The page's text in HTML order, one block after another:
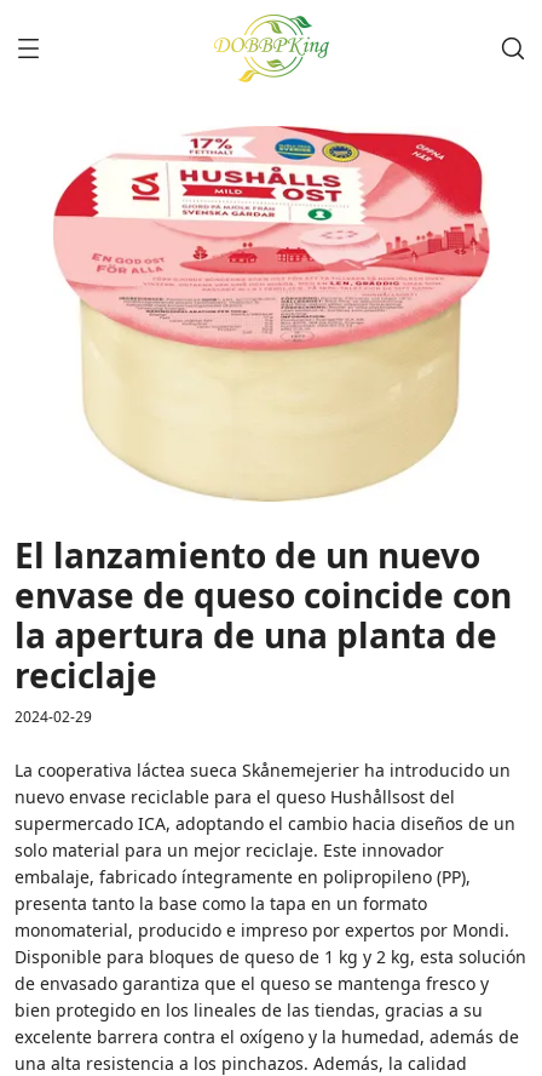
El lanzamiento de un nuevo
envase de queso coincide con
la apertura de una planta de
reciclaje
2024-02-29
La cooperativa láctea sueca Skånemejerier ha introducido un
nuevo envase reciclable para el queso Hushållsost del
supermercado ICA, adoptando el cambio hacia diseños de un
solo material para un mejor reciclaje. Este innovador
embalaje, fabricado íntegramente en polipropileno (PP),
presenta tanto la base como la tapa en un formato
monomaterial, producido e impreso por expertos por Mondi.
Disponible para bloques de queso de 1 kg y 2 kg, esta solución
de envasado garantiza que el queso se mantenga fresco y
bien protegido en los lineales de las tiendas, gracias a su
excelente barrera contra el oxígeno y la humedad, además de
una alta resistencia a los pinchazos. Además, la calidad